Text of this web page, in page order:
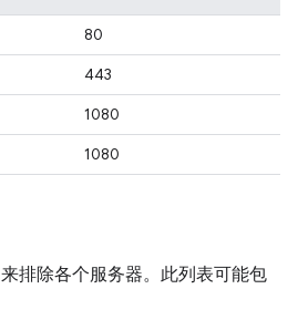
80
443
1080
1080
来排除各个服务器。此列表可能包